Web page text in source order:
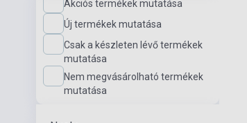
Akciós termékek mutatása
Új termékek mutatása
Csak a készleten lévő termékek
mutatása
Nem megvásárolható termékek
mutatása